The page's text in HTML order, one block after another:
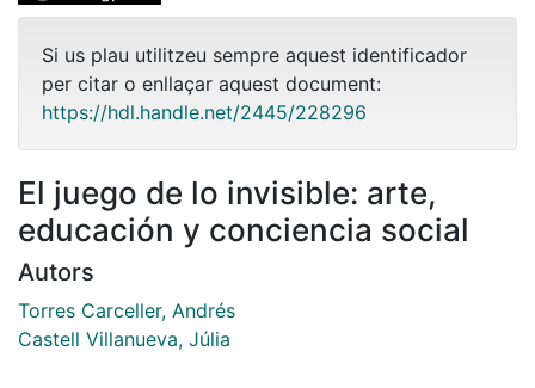
Si us plau utilitzeu sempre aquest identificador
per citar o enllaçar aquest document:
https://hdl.handle.net/2445/228296
El juego de lo invisible: arte,
educación y conciencia social
Autors
Torres Carceller, Andrés
Castell Villanueva, Júlia